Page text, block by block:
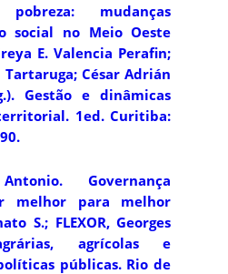
mudanças
social no Meio Oeste
E. Valencia Perafin;
César Adrián
Gestão e dinâmicas
1ed. Curitiba:
Governança
melhor para melhor
S.; FLEXOR, Georges
agrícolas e
públicas. Rio de